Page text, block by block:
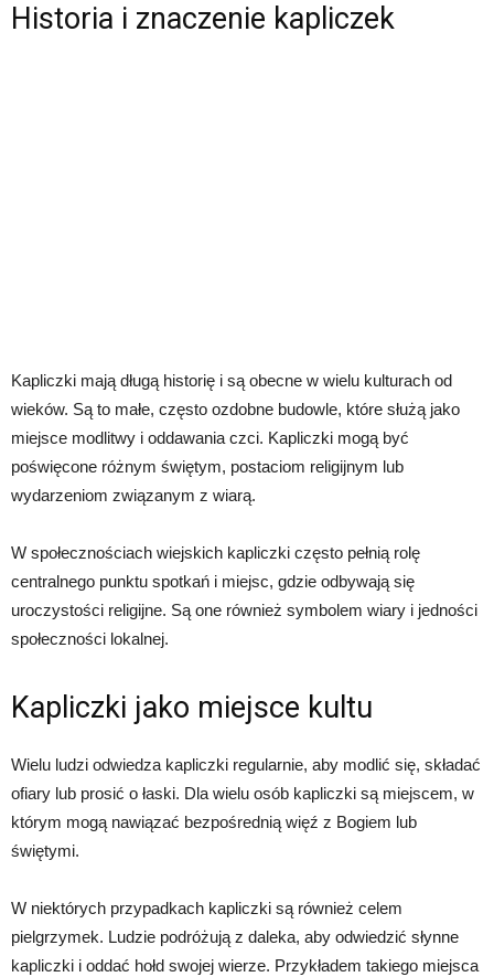
Historia i znaczenie kapliczek
Kapliczki mają długą historię i są obecne w wielu kulturach od
wieków. Są to małe, często ozdobne budowle, które służą jako
miejsce modlitwy i oddawania czci. Kapliczki mogą być
poświęcone różnym świętym, postaciom religijnym lub
wydarzeniom związanym z wiarą.
W społecznościach wiejskich kapliczki często pełnią rolę
centralnego punktu spotkań i miejsc, gdzie odbywają się
uroczystości religijne. Są one również symbolem wiary i jedności
społeczności lokalnej.
Kapliczki jako miejsce kultu
Wielu ludzi odwiedza kapliczki regularnie, aby modlić się, składać
ofiary lub prosić o łaski. Dla wielu osób kapliczki są miejscem, w
którym mogą nawiązać bezpośrednią więź z Bogiem lub
świętymi.
W niektórych przypadkach kapliczki są również celem
pielgrzymek. Ludzie podróżują z daleka, aby odwiedzić słynne
kapliczki i oddać hołd swojej wierze. Przykładem takiego miejsca